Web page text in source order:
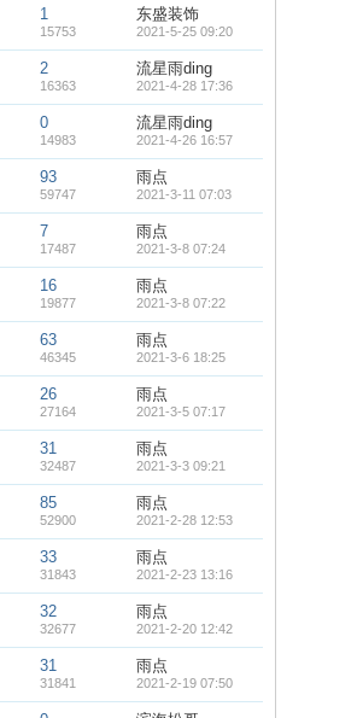
1
15753
东盛装饰
2021-5-25 09:20
2
16363
流星雨ding
2021-4-28 17:36
0
14983
流星雨ding
2021-4-26 16:57
93
59747
雨点
2021-3-11 07:03
7
17487
雨点
2021-3-8 07:24
16
19877
雨点
2021-3-8 07:22
63
46345
雨点
2021-3-6 18:25
26
27164
雨点
2021-3-5 07:17
31
32487
雨点
2021-3-3 09:21
85
52900
雨点
2021-2-28 12:53
33
31843
雨点
2021-2-23 13:16
32
32677
雨点
2021-2-20 12:42
31
31841
雨点
2021-2-19 07:50